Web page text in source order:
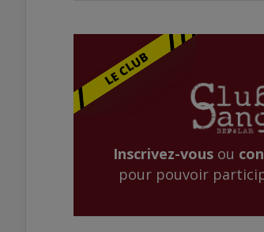
Inscrivez-vousou
pour pouvoir